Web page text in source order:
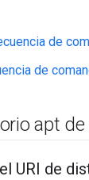
de
de
apt de
URI de